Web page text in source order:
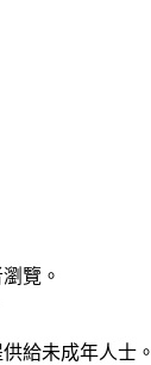
覽。
給未成年人士。